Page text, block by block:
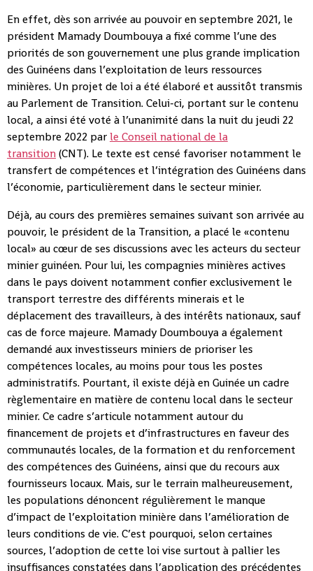
En effet, dès son arrivée au pouvoir en septembre 2021, le
président Mamady Doumbouya a fixé comme l’une des
priorités de son gouvernement une plus grande implication
des Guinéens dans l’exploitation de leurs ressources
minières. Un projet de loi a été élaboré et aussitôt transmis
au Parlement de Transition. Celui-ci, portant sur le contenu
local, a ainsi été voté à l’unanimité dans la nuit du jeudi 22
septembre 2022 parle Conseil national de la
transition(CNT). Le texte est censé favoriser notamment le
transfert de compétences et l’intégration des Guinéens dans
l’économie, particulièrement dans le secteur minier.
Déjà, au cours des premières semaines suivant son arrivée au
pouvoir, le président de la Transition, a placé le «contenu
local» au cœur de ses discussions avec les acteurs du secteur
minier guinéen. Pour lui, les compagnies minières actives
dans le pays doivent notamment confier exclusivement le
transport terrestre des différents minerais et le
déplacement des travailleurs, à des intérêts nationaux, sauf
cas de force majeure. Mamady Doumbouya a également
demandé aux investisseurs miniers de prioriser les
compétences locales, au moins pour tous les postes
administratifs. Pourtant, il existe déjà en Guinée un cadre
règlementaire en matière de contenu local dans le secteur
minier. Ce cadre s’articule notamment autour du
financement de projets et d’infrastructures en faveur des
communautés locales, de la formation et du renforcement
des compétences des Guinéens, ainsi que du recours aux
fournisseurs locaux. Mais, sur le terrain malheureusement,
les populations dénoncent régulièrement le manque
d’impact de l’exploitation minière dans l’amélioration de
leurs conditions de vie. C’est pourquoi, selon certaines
sources, l’adoption de cette loi vise surtout à pallier les
insuffisances constatées dans l’application des précédentes